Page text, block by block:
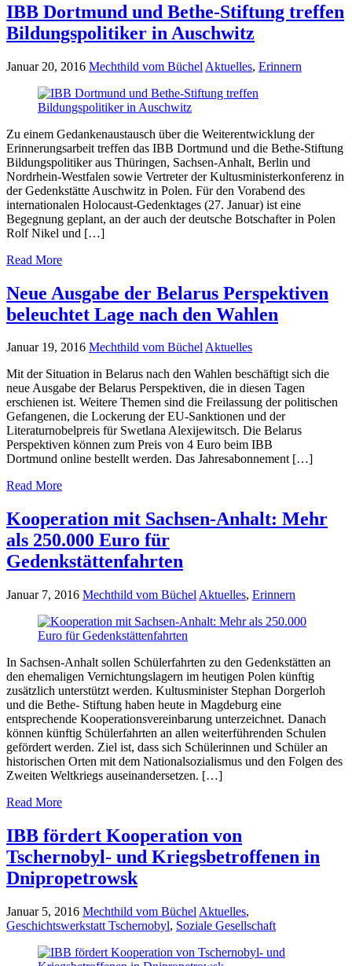
IBB Dortmund und Bethe-Stiftung treffen
Bildungspolitiker in Auschwitz
Januar 20, 2016 Mechthild vom Büchel Aktuelles, Erinnern
Zu einem Gedankenaustausch über die Weiterentwicklung der
Erinnerungsarbeit treffen das IBB Dortmund und die Bethe-Stiftung
Bildungspolitiker aus Thüringen, Sachsen-Anhalt, Berlin und
Nordrhein-Westfalen sowie Vertreter der Kultusministerkonferenz in
der Gedenkstätte Auschwitz in Polen. Für den Vorabend des
internationalen Holocaust-Gedenktages (27. Januar) ist eine
Begegnung geplant, an der auch der deutsche Botschafter in Polen
Rolf Nikel und […]
Read More
Neue Ausgabe der Belarus Perspektiven
beleuchtet Lage nach den Wahlen
Januar 19, 2016 Mechthild vom BüchelAktuelles
Mit der Situation in Belarus nach den Wahlen beschäftigt sich die
neue Ausgabe der Belarus Perspektiven, die in diesen Tagen
erschienen ist. Weitere Themen sind die Freilassung der politischen
Gefangenen, die Lockerung der EU-Sanktionen und der
Literaturnobelpreis für Swetlana Alexijewitsch. Die Belarus
Perspektiven können zum Preis von 4 Euro beim IBB
Dortmund online bestellt werden. Das Jahresabonnement […]
Read More
Kooperation mit Sachsen-Anhalt: Mehr
als 250.000 Euro für
Gedenkstättenfahrten
Januar 7, 2016 Mechthild vom Büchel Aktuelles, Erinnern
In Sachsen-Anhalt sollen Schülerfahrten zu den Gedenkstätten an
den ehemaligen Vernichtungslagern im heutigen Polen künftig
zusätzlich unterstützt werden. Kultusminister Stephan Dorgerloh
und die Bethe- Stiftung haben heute in Magdeburg eine
entsprechende Kooperationsvereinbarung unterzeichnet. Danach
können künftig Schülerfahrten an allen weiterführenden Schulen
gefördert werden. Ziel ist, dass sich Schülerinnen und Schüler an
historischen Orten mit dem Nationalsozialismus und den Folgen des
Zweiten Weltkriegs auseinandersetzen. […]
Read More
IBB fördert Kooperation von
Tschernobyl- und Kriegsbetroffenen in
Dnipropetrowsk
Januar 5, 2016 Mechthild vom Büchel Aktuelles,
Geschichtswerkstatt Tschernobyl, Soziale Gesellschaft